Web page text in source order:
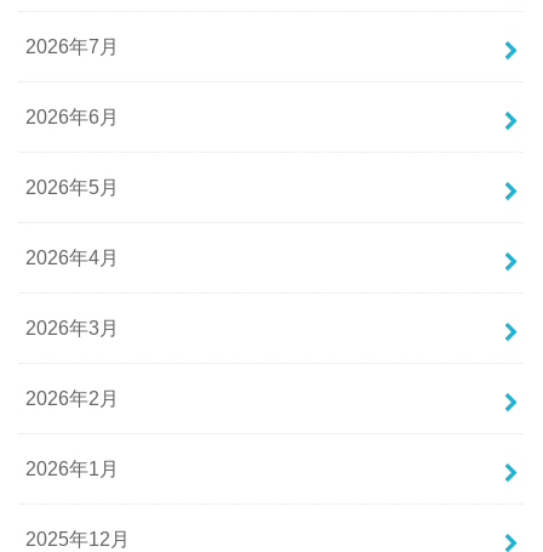
2026年7月
2026年6月
2026年5月
2026年4月
2026年3月
2026年2月
2026年1月
2025年12月